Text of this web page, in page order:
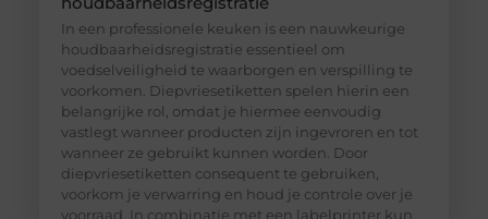
In een professionele keuken is een nauwkeurige
houdbaarheidsregistratie essentieel om
voedselveiligheid te waarborgen en verspilling te
voorkomen. Diepvriesetiketten spelen hierin een
belangrijke rol, omdat je hiermee eenvoudig
vastlegt wanneer producten zijn ingevroren en tot
wanneer ze gebruikt kunnen worden. Door
diepvriesetiketten consequent te gebruiken,
voorkom je verwarring en houd je controle over je
voorraad. In combinatie met een labelprinter kun